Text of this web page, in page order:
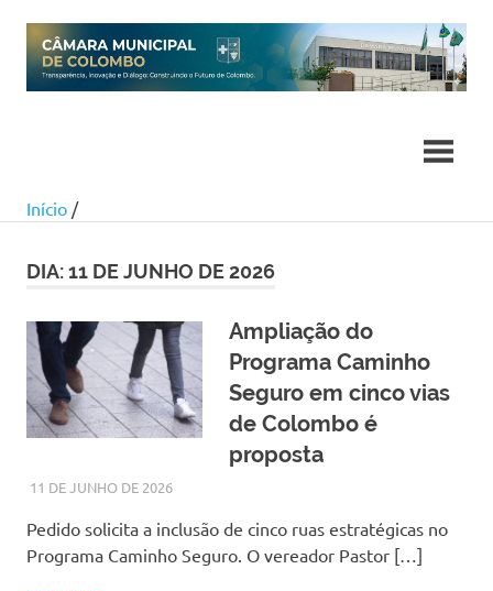
content
Início /
DIA:11 DE JUNHO DE 2026
Ampliação do
Programa Caminho
Seguro em cinco vias
de Colombo é
proposta
11 DE JUNHO DE 2026LARISSA TURKO
NOTÍCIAS
Pedido solicita a inclusão de cinco ruas estratégicas no
Programa Caminho Seguro. O vereador Pastor […]